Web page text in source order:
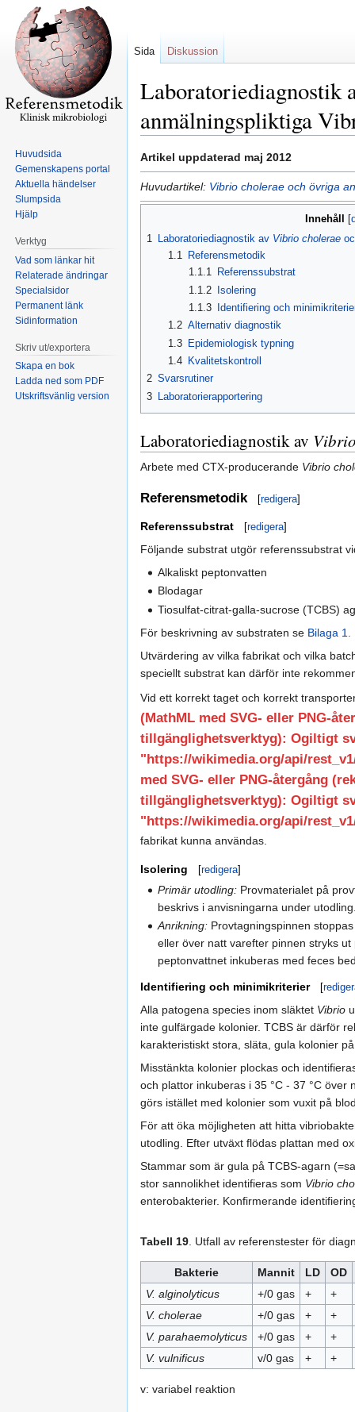
Laboratoriediagnostik
anmälningspliktiga
Hoppa
till
navigering
Hoppa
till
sök
Artikel uppdaterad maj 2012
Huvudartikel: Vibrio cholerae och övriga
Innehåll
1 Laboratoriediagnostik av Vibrio cholerae
1.1
Referensmetodik
1.1.1 Referenssubstrat
1.1.2 Isolering
1.1.3
Identifiering och
1.2 Alternativ diagnostik
1.3 Epidemiologisk typning
1.4
Kvalitetskontroll
2 Svarsrutiner
3 Laboratorierapportering
Laboratoriediagnostik av
Arbete med CTX-producerande Vibrio
Referensmetodik [redigera]
Referenssubstrat [redigera]
Följande substrat utgör referenssubstrat
Alkaliskt peptonvatten
Blodagar
Tiosulfat-citrat-galla-sucrose (TCBS)
För beskrivning av substraten se Bilaga 1.
Utvärdering av vilka fabrikat och vilka
speciellt substrat kan därför inte
Vid ett korrekt taget och korrekt
(MathML med SVG- eller PNG-
tillgänglighetsverktyg): Ogiltigt
"https://wikimedia.org/api/
med SVG- eller PNG-återgång
tillgänglighetsverktyg): Ogiltigt
"https://wikimedia.org/api/
fabrikat kunna användas.
Isolering [redigera]
Primär utodling: Provmaterialet på
beskrivs i anvisningarna under
Anrikning: Provtagningspinnen
eller över natt varefter pinnen stryks
peptonvattnet inkuberas med feces
Identifiering och minimikriterier [
Alla patogena species inom släktet Vibrio
inte gulfärgade kolonier. TCBS är därför
karakteristiskt stora, släta, gula kolonier
Misstänkta kolonier plockas och
och plattor inkuberas i 35 °C - 37 °C
görs istället med kolonier som vuxit på
För att öka möjligheten att hitta
utodling. Efter utväxt flödas plattan med
Stammar som är gula på TCBS-agarn
stor sannolikhet identifieras som Vibrio
enterobakterier. Konfirmerande
Tabell 19. Utfall av referenstester för
Bakterie Mannit LD
OD
V. alginolyticus
+/0 gas +
+
V. cholerae
+/0 gas +
+
V. parahaemolyticus
+/0 gas +
+
V. vulnificus
v/0 gas + +
v: variabel reaktion
Sida Diskussion
Huvudsida
Gemenskapens portal
Aktuella händelser
Slumpsida
Hjälp
Verktyg
Vad som länkar hit
Relaterade ändringar
Specialsidor
Permanent länk
Sidinformation
Skriv ut/exportera
Skapa en bok
Ladda ned som PDF
Utskriftsvänlig version